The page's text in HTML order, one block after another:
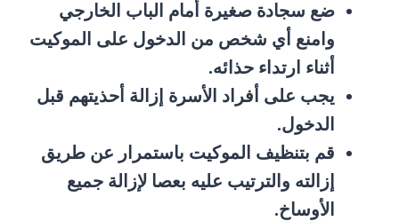
ضع سجادة صغيرة أمام الباب الخارجي
وامنع أي شخص من الدخول على الموكيت
أثناء ارتداء حذائه.
يجب على أفراد الأسرة إزالة أحذيتهم قبل
الدخول.
قم بتنظيف الموكيت باستمرار عن طريق
إزالته والترتيب عليه بعصا لإزالة جميع
الأوساخ.